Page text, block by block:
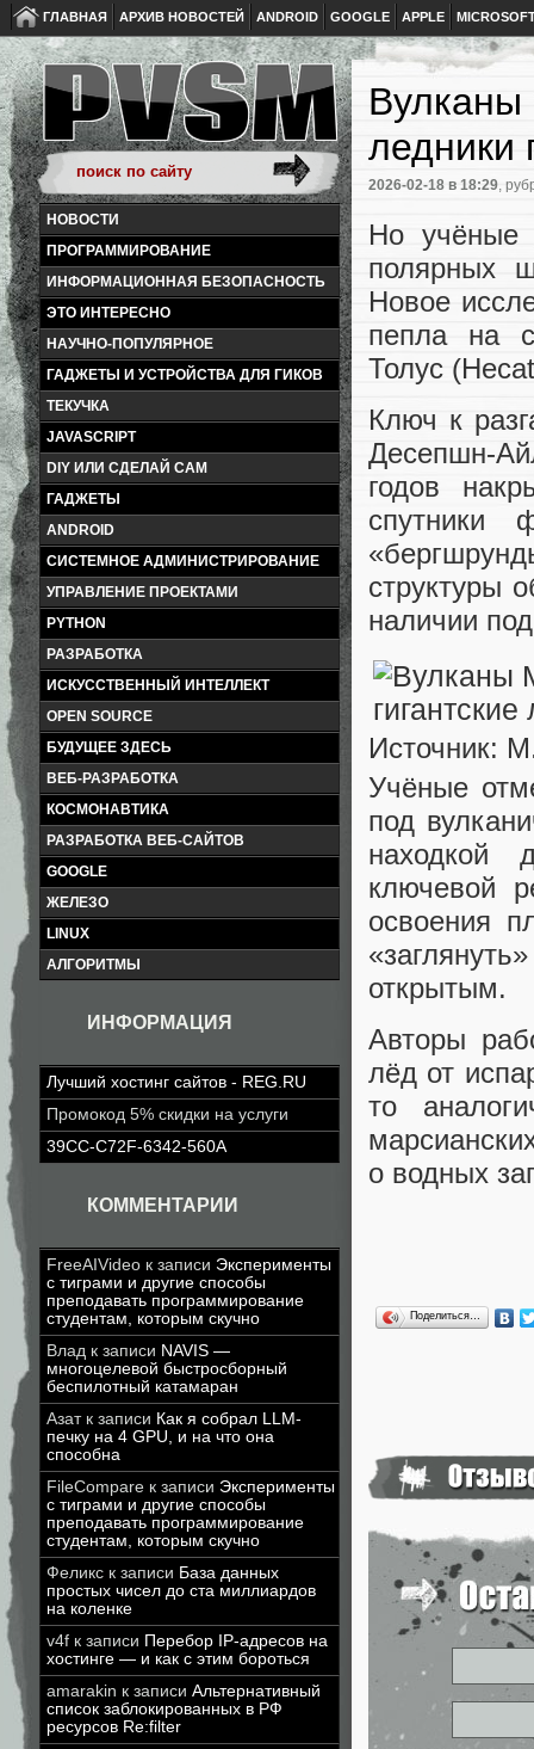
ГЛАВНАЯ АРХИВ НОВОСТЕЙ ANDROID GOOGLE APPLE
НОВОСТИ
ПРОГРАММИРОВАНИЕ
ИНФОРМАЦИОННАЯ БЕЗОПАСНОСТЬ
ЭТО ИНТЕРЕСНО
НАУЧНО-ПОПУЛЯРНОЕ
ГАДЖЕТЫ И УСТРОЙСТВА ДЛЯ ГИКОВ
ТЕКУЧКА
JAVASCRIPT
DIY ИЛИ СДЕЛАЙ САМ
ГАДЖЕТЫ
ANDROID
СИСТЕМНОЕ АДМИНИСТРИРОВАНИЕ
УПРАВЛЕНИЕ ПРОЕКТАМИ
PYTHON
РАЗРАБОТКА
ИСКУССТВЕННЫЙ ИНТЕЛЛЕКТ
OPEN SOURCE
БУДУЩЕЕ ЗДЕСЬ
ВЕБ-РАЗРАБОТКА
КОСМОНАВТИКА
РАЗРАБОТКА ВЕБ-САЙТОВ
GOOGLE
ЖЕЛЕЗО
LINUX
АЛГОРИТМЫ
ИНФОРМАЦИЯ
Лучший хостинг сайтов - REG.RU
Промокод 5% скидки на услуги
39CC-C72F-6342-560A
КОММЕНТАРИИ
FreeAIVideo к записи Эксперименты
с тиграми и другие способы
преподавать программирование
студентам, которым скучно
Влад к записи NAVIS —
многоцелевой быстросборный
беспилотный катамаран
Азатк записи Как я собрал LLM-
печку на 4 GPU, и на что она
способна
FileCompare к записи Эксперименты
с тиграми и другие способы
преподавать программирование
студентам, которым скучно
Феликс к записи База данных
простых чисел до ста миллиардов
на коленке
v4f к записи Перебор IP-адресов на
хостинге — и как с этим бороться
amarakin к записи Альтернативный
список заблокированных в РФ
ресурсов Re:filter
Вулканы
ледники
2026-02-18 в 18:29,
Но учёные
полярных
Новое
пепла на
Толус
Ключ к
Десепшн-
годов
спутники
структуры
наличии
Источник:
Учёные
под
находкой
ключевой
освоения
открытым.
Авторы
лёд от
то
о водных
Поделиться…